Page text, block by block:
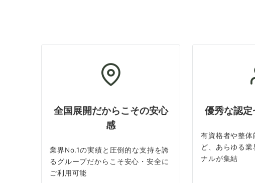
全国展開だからこその安心
感
業界No.1の実績と圧倒的な支持を誇
るグループだからこそ安心・安全に
ご利用可能
優秀な認定
有資格者や整体
ど、あらゆる
ナルが集結